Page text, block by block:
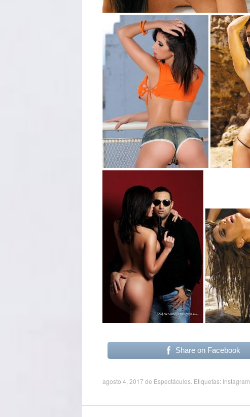
Share on Facebook
agosto 4, 2017 de Espectáculos . Etiquetas: Instagram